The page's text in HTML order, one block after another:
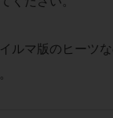
ルマ版のヒーツ